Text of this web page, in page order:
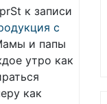
к записи
с
и папы
утро как
как